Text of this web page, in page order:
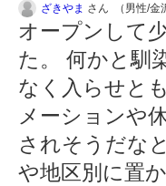
ざきやま さん （男性/金
オープンして
た。 何かと馴
なく入らせと
メーションや
されそうだな
や地区別に置